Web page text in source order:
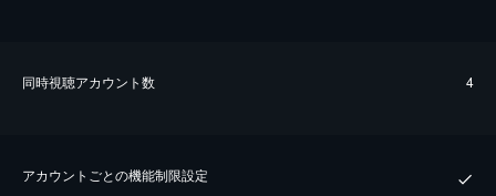
同時視聴アカウント数 4
アカウントごとの機能制限設定